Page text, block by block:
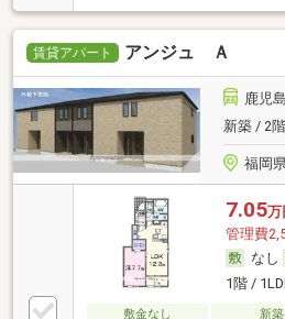
賃貸アパート アンジュ Ａ
鹿児
新築 / 2
福岡
7.05万
管理費
なし
1階 /
敷金なし 新築